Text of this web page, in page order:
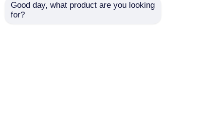
Skontaktuj się z Skontaktuj się z
Good day, what product are you looking
for?